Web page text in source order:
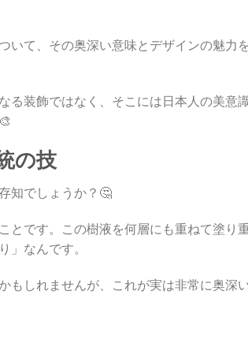
いて、その奥深い意味とデザインの魅力
る装飾ではなく、そこには日本人の美意
の技
知でしょうか？🤔
とです。この樹液を何層にも重ねて塗り
」なんです。
もしれませんが、これが実は非常に奥深